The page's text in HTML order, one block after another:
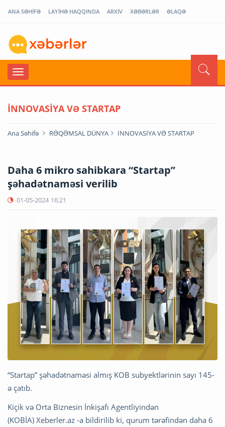
ANA SƏHİFƏ LAYİHƏ HAQQINDA ARXİV XƏBƏRLƏR ƏLAQƏ
İNNOVASİYA VƏ STARTAP
Ana Səhifə RƏQƏMSAL DÜNYA İNNOVASİYA VƏ STARTAP
Daha 6 mikro sahibkara “Startap”
şəhadətnaməsi verilib
01-05-2024 16:21
“Startap” şəhadətnaməsi almış KOB subyektlərinin sayı 145-
ə çatıb.
Kiçik və Orta Biznesin İnkişafı Agentliyindən
(KOBİA) Xeberler.az -a bildirilib ki, qurum tərəfindən daha 6